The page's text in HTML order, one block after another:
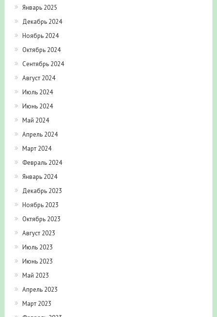
Январь 2025
Декабрь 2024
Ноябрь 2024
Октябрь 2024
Сентябрь 2024
Август 2024
Июль 2024
Июнь 2024
Май 2024
Апрель 2024
Март 2024
Февраль 2024
Январь 2024
Декабрь 2023
Ноябрь 2023
Октябрь 2023
Август 2023
Июль 2023
Июнь 2023
Май 2023
Апрель 2023
Март 2023